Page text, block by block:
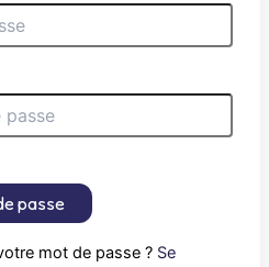
passe
mot de passe ? Se